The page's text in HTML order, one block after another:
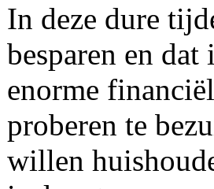
In deze dure
besparen en
enorme
proberen te
willen